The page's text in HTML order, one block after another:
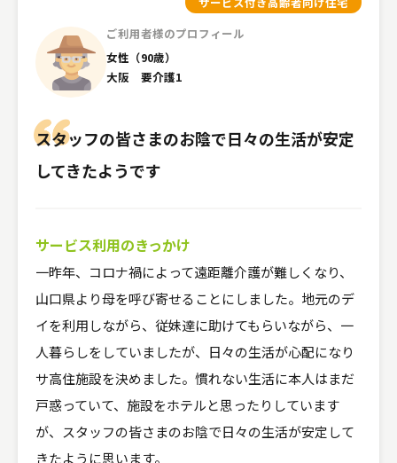
ご利用者様のプロフィール
女性（90歳）
大阪 要介護1
スタッフの皆さまのお陰で日々の生活が安定
してきたようです
サービス利用のきっかけ
一昨年、コロナ禍によって遠距離介護が難しくなり、
山口県より母を呼び寄せることにしました。地元のデ
イを利用しながら、従妹達に助けてもらいながら、一
人暮らしをしていましたが、日々の生活が心配になり
サ高住施設を決めました。慣れない生活に本人はまだ
戸惑っていて、施設をホテルと思ったりしています
が、スタッフの皆さまのお陰で日々の生活が安定して
きたように思います。